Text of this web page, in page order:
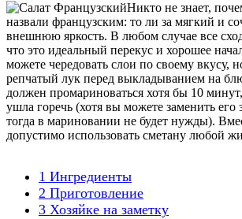
Никто не знает,
назвали французским: то ли за мягкий и
внешнюю яркость. В любом случае все
что это идеальный перекус и хорошее
можете чередовать слои по своему вкусу,
репчатый лук перед выкладыванием на
должен промариноваться хотя бы 10
ушла горечь (хотя вы можете заменить
тогда в мариновании не будет нужды).
допустимо использовать сметану любой
1 Ингредиенты
2 Приготовление
3 Хозяйке на заметку